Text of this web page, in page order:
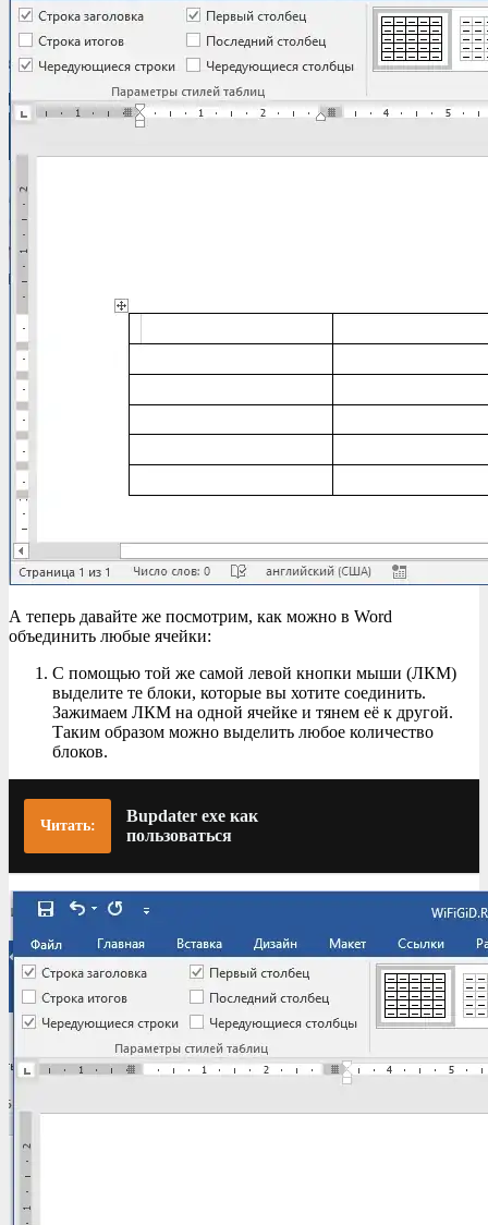
А теперь давайте же посмотрим, как можно в Word
объединить любые ячейки:
С помощью той же самой левой кнопки мыши (ЛКМ)
выделите те блоки, которые вы хотите соединить.
Зажимаем ЛКМ на одной ячейке и тянем её к другой.
Таким образом можно выделить любое количество
блоков.
Читать:
Bupdater exe как
пользоваться